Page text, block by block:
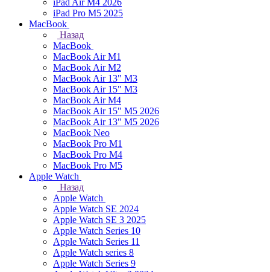
iPad Air M4 2026
iPad Pro M5 2025
MacBook
Назад
MacBook
MacBook Air M1
MacBook Air M2
MacBook Air 13" M3
MacBook Air 15" M3
MacBook Air M4
MacBook Air 15" М5 2026
MacBook Air 13" М5 2026
MacBook Neo
MacBook Pro M1
MacBook Pro M4
MacBook Pro M5
Apple Watch
Назад
Apple Watch
Apple Watch SE 2024
Apple Watch SE 3 2025
Apple Watch Series 10
Apple Watch Series 11
Apple Watch series 8
Apple Watch Series 9